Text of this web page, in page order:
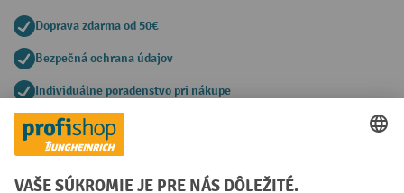
Doprava zdarma od 50€
Bezpečná ochrana údajov
Individuálne poradenstvo pri nákupe
Spôsoby platby